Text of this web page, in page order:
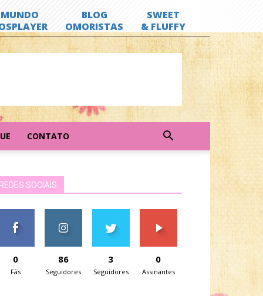
CONTATO
SOCIAIS
0
Fãs
86
Seguidores
3
Seguidores
0
Assinantes